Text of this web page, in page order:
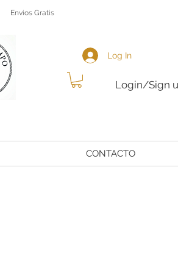
Envios Gratis
Login/Sign
Log In
CONTACTO